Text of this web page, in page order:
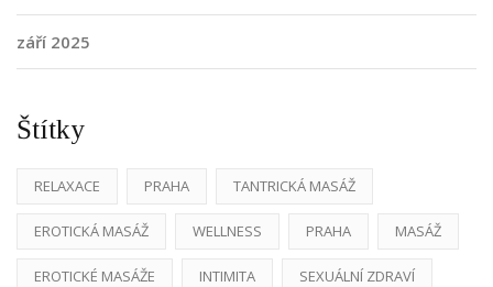
září 2025
Štítky
RELAXACE PRAHA TANTRICKÁ MASÁŽ
EROTICKÁ MASÁŽ WELLNESS PRAHA MASÁŽ
EROTICKÉ MASÁŽE INTIMITA SEXUÁLNÍ ZDRAVÍ